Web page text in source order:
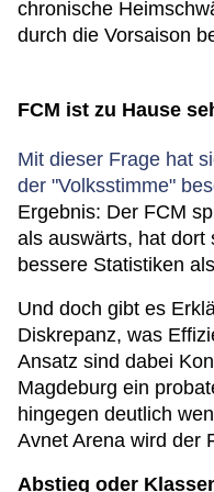
chronische
durch die Vorsaison
FCM ist zu Hause
Mit dieser Frage hat
der "Volksstimme"
Ergebnis: Der FCM
als auswärts, hat dort
bessere Statistiken
Und doch gibt es
Diskrepanz, was
Ansatz sind dabei
Magdeburg ein
hingegen deutlich
Avnet Arena wird der
Abstieg oder